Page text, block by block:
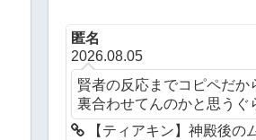
匿名
2026.08.05
賢者の反応までコピペだか
裏合わせてんのかと思うぐ
【ティアキン】神殿後の